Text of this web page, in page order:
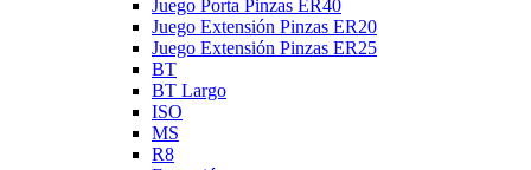
Juego Porta Pinzas ER40
Juego Extensión Pinzas ER20
Juego Extensión Pinzas ER25
BT
BT Largo
ISO
MS
R8